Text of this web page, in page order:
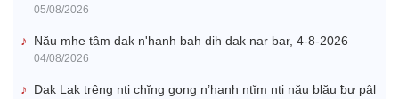
05/08/2026
Nău mhe tâm dak n'hanh bah dih dak nar bar, 4-8-2026
04/08/2026
Dak Lak trêng nti chĭng gong n’hanh ntĭm nti nău blău ƀư pâl